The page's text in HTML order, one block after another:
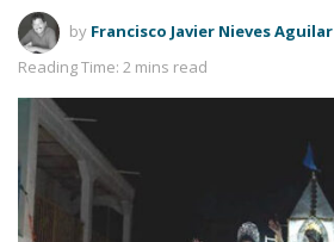
by Francisco Javier Nieves Aguilar
Reading Time: 2 mins read